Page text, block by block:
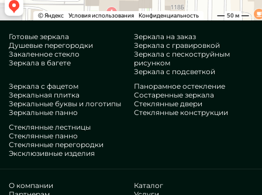
Готовые зеркала
Душевые перегородки
Закаленное стекло
Зеркала в багете
Зеркала на заказ
Зеркала с гравировкой
Зеркала с пескоструйным
рисунком
Зеркала с подсветкой
Зеркала с фацетом
Зеркальная плитка
Зеркальные буквы и логотипы
Зеркальные панно
Панорамное остекление
Состаренные зеркала
Стеклянные двери
Стеклянные конструкции
Стеклянные лестницы
Стеклянные панно
Стеклянные перегородки
Эксклюзивные изделия
О компании
Каталог